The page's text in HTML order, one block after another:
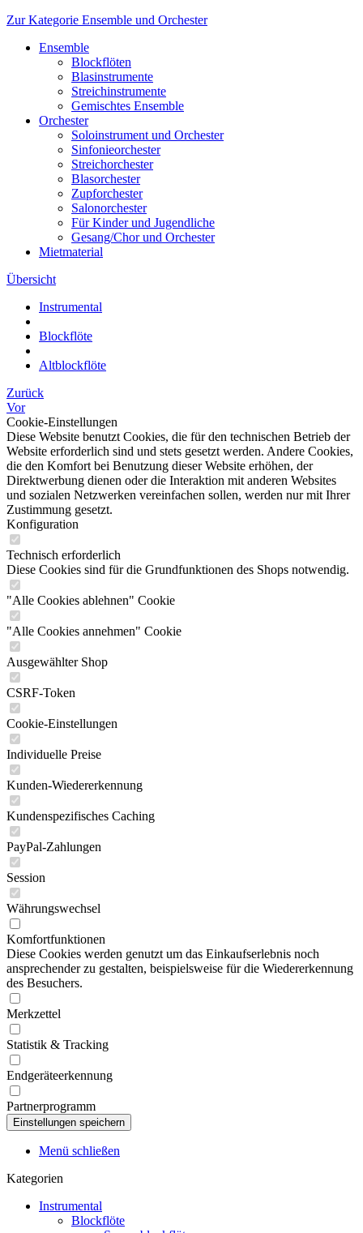
Zur Kategorie Ensemble und Orchester
Ensemble
Blockflöten
Blasinstrumente
Streichinstrumente
Gemischtes Ensemble
Orchester
Soloinstrument und Orchester
Sinfonieorchester
Streichorchester
Blasorchester
Zupforchester
Salonorchester
Für Kinder und Jugendliche
Gesang/Chor und Orchester
Mietmaterial
Übersicht
Instrumental
Blockflöte
Altblockflöte
Zurück
Vor
Cookie-Einstellungen
Diese Website benutzt Cookies, die für den technischen Betrieb der
Website erforderlich sind und stets gesetzt werden. Andere Cookies,
die den Komfort bei Benutzung dieser Website erhöhen, der
Direktwerbung dienen oder die Interaktion mit anderen Websites
und sozialen Netzwerken vereinfachen sollen, werden nur mit Ihrer
Zustimmung gesetzt.
Konfiguration
Technisch erforderlich
Diese Cookies sind für die Grundfunktionen des Shops notwendig.
"Alle Cookies ablehnen" Cookie
"Alle Cookies annehmen" Cookie
Ausgewählter Shop
CSRF-Token
Cookie-Einstellungen
Individuelle Preise
Kunden-Wiedererkennung
Kundenspezifisches Caching
PayPal-Zahlungen
Session
Währungswechsel
Komfortfunktionen
Diese Cookies werden genutzt um das Einkaufserlebnis noch
ansprechender zu gestalten, beispielsweise für die Wiedererkennung
des Besuchers.
Merkzettel
Statistik & Tracking
Endgeräteerkennung
Partnerprogramm
Menü schließen
Kategorien
Instrumental
Blockflöte